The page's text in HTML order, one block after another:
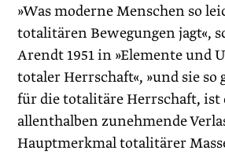
»Was moderne Menschen so
totalitären Bewegungen jagt«,
Arendt 1951 in »Elemente und
totaler Herrschaft«, »und sie so
für die totalitäre Herrschaft, ist
allenthalben zunehmende
Hauptmerkmal totalitärer